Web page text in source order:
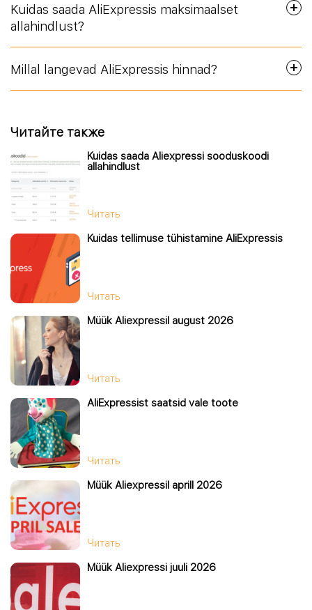
Kuidas saada AliExpressis maksimaalset
allahindlust?
Millal langevad AliExpressis hinnad?
Читайте также
Kuidas saada Aliexpressi sooduskoodi
allahindlust
Читать
Kuidas tellimuse tühistamine AliExpressis
Читать
Müük Aliexpressil august 2026
Читать
AliExpressist saatsid vale toote
Читать
Müük Aliexpressil aprill 2026
Читать
Müük Aliexpressi juuli 2026